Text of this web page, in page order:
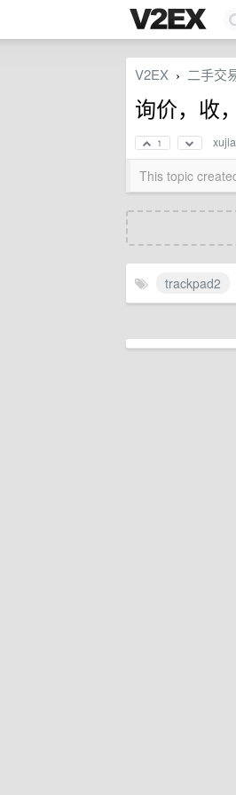
V2EX › 二手交
询价，收
1
This topic
trackpad2